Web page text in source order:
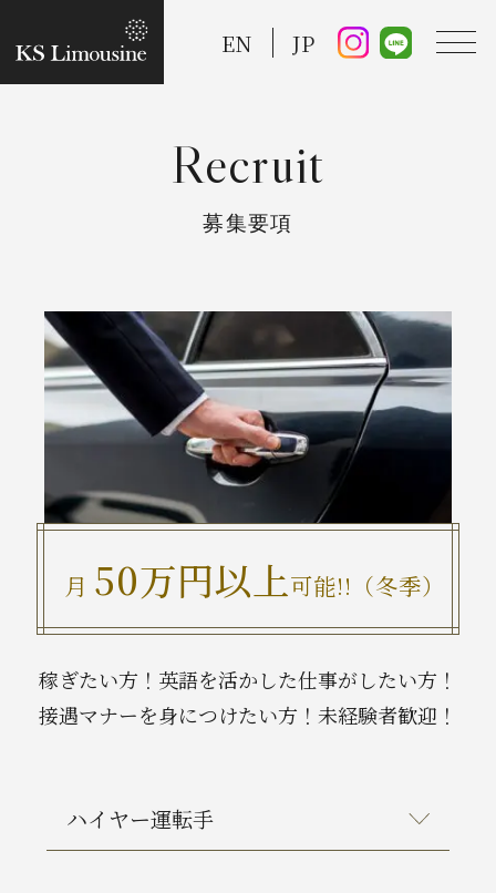
EN JP
Taxi Service
FAQ
Recruit
Recruit
募集要項
月 50万円以上可能!!（冬季）
稼ぎたい方！英語を活かした仕事がしたい方！
接遇マナーを身につけたい方！未経験者歓迎！
ハイヤー運転手